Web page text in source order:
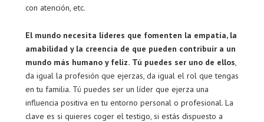
con atención, etc.
El mundo necesita líderes que fomenten la empatía, la
amabilidad y la creencia de que pueden contribuir a un
mundo más humano y feliz. Tú puedes ser uno de ellos,
da igual la profesión que ejerzas, da igual el rol que tengas
en tu familia. Tú puedes ser un líder que ejerza una
influencia positiva en tu entorno personal o profesional. La
clave es si quieres coger el testigo, si estás dispuesto a